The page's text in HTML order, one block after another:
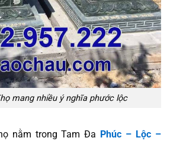
mang nhiều ý nghĩa phước lộc
nằm trong Tam Đa Phúc – Lộc –